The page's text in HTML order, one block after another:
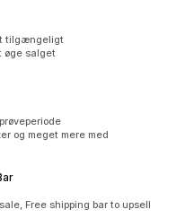
tilgængeligt
øge salget
og meget mere med
Free shipping bar to upsell